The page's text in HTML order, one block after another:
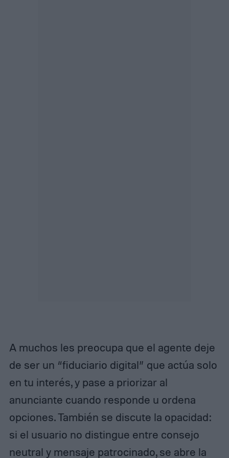
A muchos les preocupa que el agente deje
de ser un “fiduciario digital” que actúa solo
en tu interés, y pase a priorizar al
anunciante cuando responde u ordena
opciones.​ También se discute la opacidad:
si el usuario no distingue entre consejo
neutral y mensaje patrocinado, se abre la